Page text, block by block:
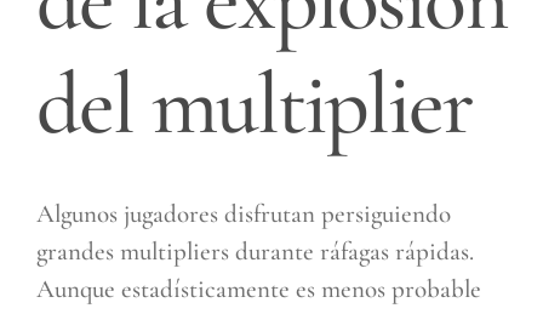
del multiplier
Algunos jugadores disfrutan persiguiendo
grandes multipliers durante ráfagas rápidas.
Aunque estadísticamente es menos probable